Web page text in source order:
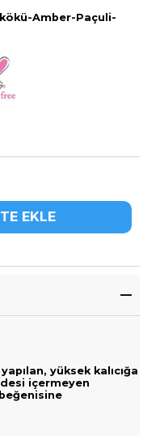
Amber-Paçuli-
yüksek kalıcığa
içermeyen